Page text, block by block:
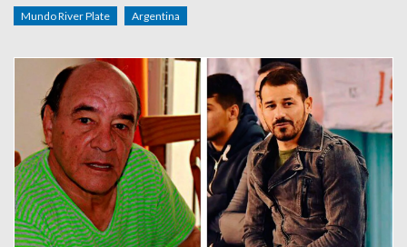
Mundo River Plate Argentina